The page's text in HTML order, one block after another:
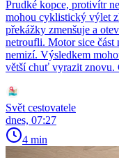
Prudké kopce, protivítr
mohou cyklistický výlet
překážky zmenšuje a
netroufli. Motor sice část
nemizí. Výsledkem
větší chuť vyrazit znovu.
Svět cestovatele
dnes, 07:27
4 min